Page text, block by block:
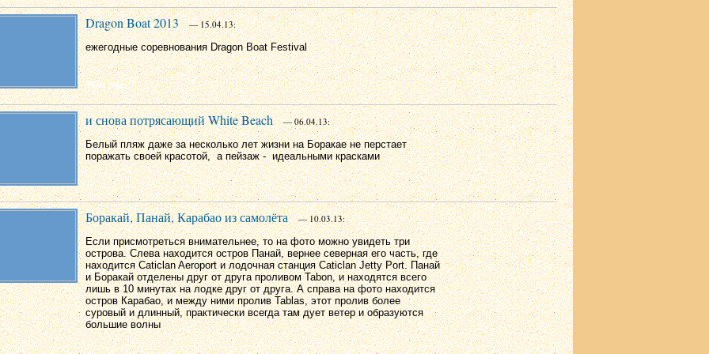
Dragon Boat 2013
— 15.04.13:
ежегодные соревнования Dragon Boat Festival
и снова потрясающий White Beach
— 06.04.13:
Белый пляж даже за несколько лет жизни на Боракае не перстает
поражать своей красотой, а пейзаж - идеальными красками
Боракай, Панай, Карабао из самолёта
— 10.03.13:
Если присмотреться внимательнее, то на фото можно увидеть три
острова. Слева находится остров Панай, вернее северная его часть, где
находится Caticlan Aeroport и лодочная станция Caticlan Jetty Port. Панай
и Боракай отделены друг от друга проливом Tabon, и находятся всего
лишь в 10 минутах на лодке друг от друга. А справа на фото находится
остров Карабао, и между ними пролив Tablas, этот пролив более
суровый и длинный, практически всегда там дует ветер и образуются
большие волны